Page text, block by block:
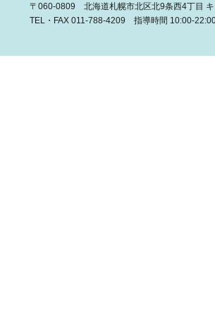
〒060-0809 北海道札幌市北区北9条西4丁目
TEL・FAX 011-788-4209 指導時間 10:00-22:00